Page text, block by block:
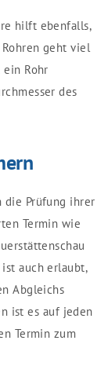
hilft ebenfalls,
geht viel
Rohr
des
die Prüfung ihrer
Termin wie
auch erlaubt,
Abgleichs
ist es auf jeden
Termin zum